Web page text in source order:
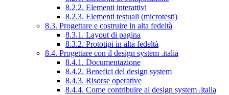
8.2.2. Elementi interattivi
8.2.3. Elementi testuali (microtesti)
8.3. Progettare e costruire in alta fedeltà
8.3.1. Layout di pagina
8.3.2. Prototipi in alta fedeltà
8.4. Progettare con il design system .italia
8.4.1. Documentazione
8.4.2. Benefici del design system
8.4.3. Risorse operative
8.4.4. Come contribuire al design system .italia